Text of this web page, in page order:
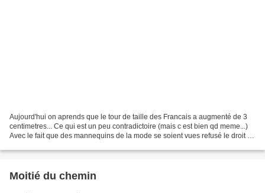
Aujourd'hui on aprends que le tour de taille des Francais a augmenté de 3
centimetres... Ce qui est un peu contradictoire (mais c est bien qd meme...)
Avec le fait que des mannequins de la mode se soient vues refusé le droit de
Moitié du chemin